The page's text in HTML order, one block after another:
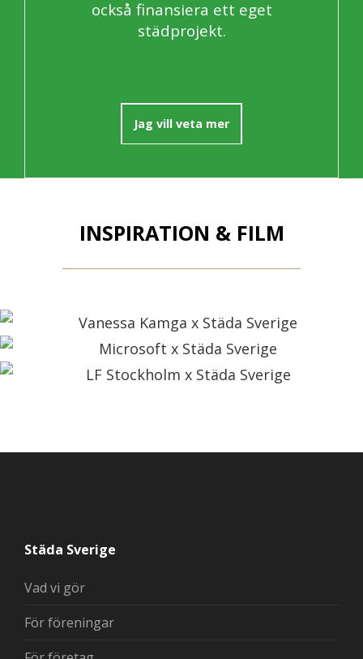
också finansiera ett eget
städprojekt.
Jag vill veta mer
INSPIRATION & FILM
Städa Sverige
Vad vi gör
För föreningar